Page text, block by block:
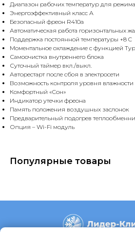
Диапазон рабочих температур для
Энергоэффективный класс А
Безопасный фреон R410a
Автоматическая работа горизонтальных
Поддержка постоянной температуры +8 C
Моментальное охлаждение с функцией
Самоочистка внутреннего блока
Суточный таймер вкл./выкл.
Авторестарт после сбоя в электросети
Возможность контроля уровня влажности
Комфортный «Сон»
Индикатор утечки фреона
Память положения воздушных заслонок
Предварительный подогрев
Опция – Wi-Fi модуль
Популярные товары